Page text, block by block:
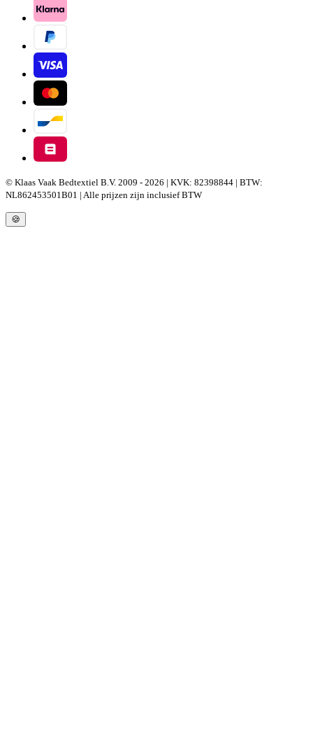
© Klaas Vaak Bedtextiel B.V. 2009 - 2026 | KVK: 82398844 | BTW:
NL862453501B01 | Alle prijzen zijn inclusief BTW
🍪